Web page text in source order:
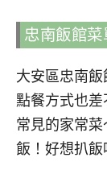
忠南飯館菜
大安區忠南飯
點餐方式也
常見的家常
飯！好想扒飯